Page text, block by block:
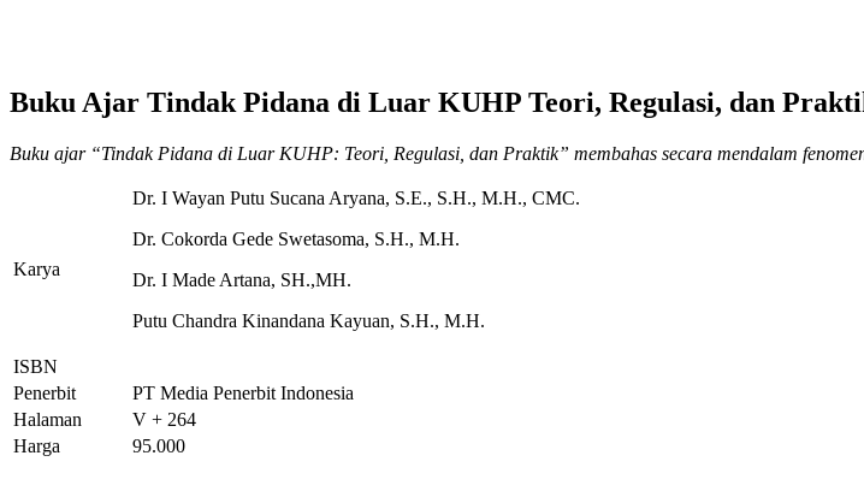
Buku Ajar Tindak Pidana di Luar KUHP Teori, Regulasi, dan
Buku ajar “Tindak Pidana di Luar KUHP: Teori, Regulasi, dan Praktik” membahas secara mendalam
Karya
Dr. I Wayan Putu Sucana Aryana, S.E., S.H., M.H., CMC.
Dr. Cokorda Gede Swetasoma, S.H., M.H.
Dr. I Made Artana, SH.,MH.
Putu Chandra Kinandana Kayuan, S.H., M.H.
ISBN
Penerbit
PT Media Penerbit Indonesia
Halaman
V + 264
Harga
95.000